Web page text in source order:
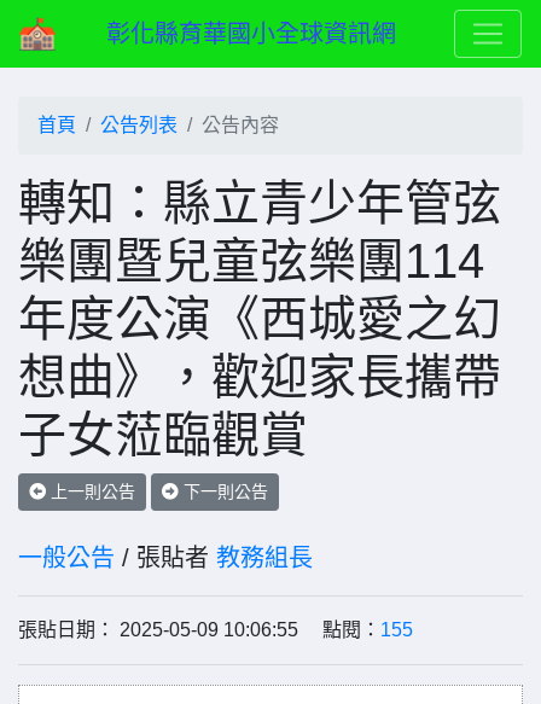
彰化縣育華國小全球資訊網
首頁 公告列表 公告內容
轉知：縣立青少年管弦
樂團暨兒童弦樂團114
年度公演《西城愛之幻
想曲》，歡迎家長攜帶
子女蒞臨觀賞
上一則公告 下一則公告
一般公告 / 張貼者 教務組長
張貼日期： 2025-05-09 10:06:55 點閱： 155